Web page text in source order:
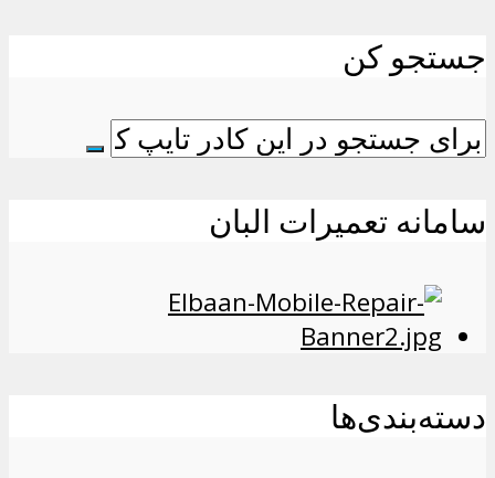
جستجو کن
سامانه تعمیرات البان
دسته‌بندی‌ها